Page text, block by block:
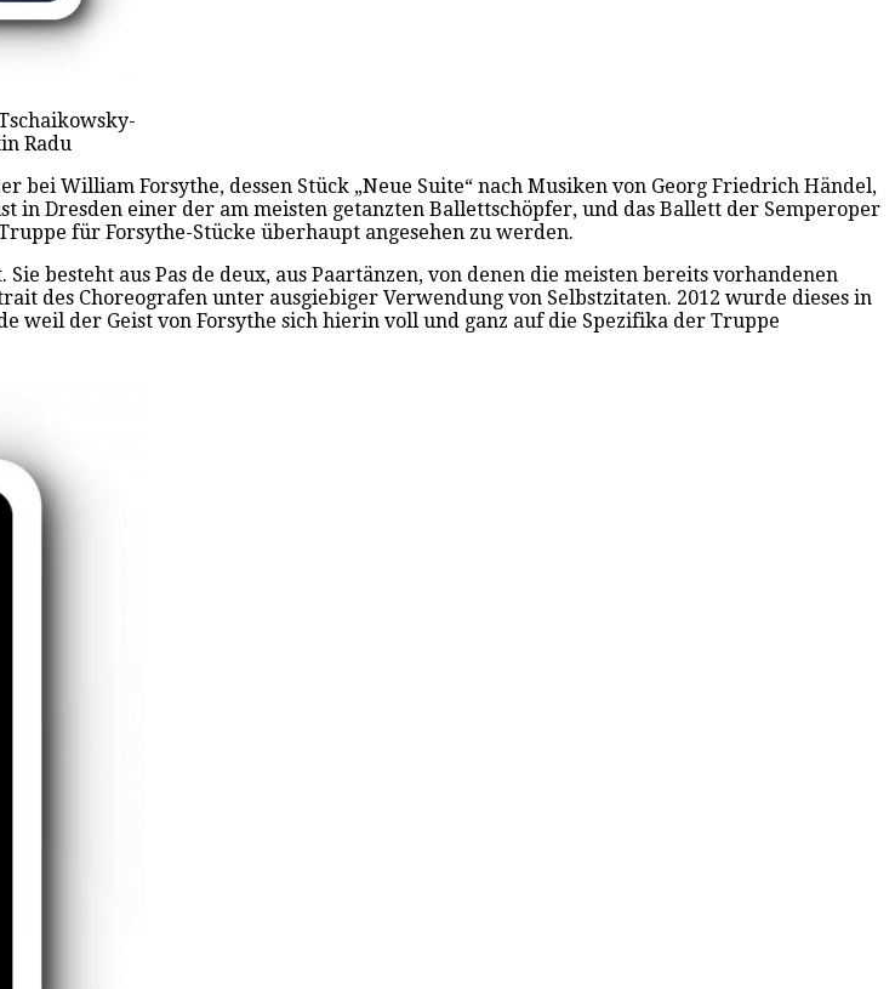
Radu
William Forsythe, dessen Stück „Neue Suite“ nach Musiken von Georg Friedrich Händel,
in Dresden einer der am meisten getanzten Ballettschöpfer, und das Ballett der Semperoper
für Forsythe-Stücke überhaupt angesehen zu werden.
besteht aus Pas de deux, aus Paartänzen, von denen die meisten bereits vorhandenen
des Choreografen unter ausgiebiger Verwendung von Selbstzitaten. 2012 wurde dieses in
weil der Geist von Forsythe sich hierin voll und ganz auf die Spezifika der Truppe